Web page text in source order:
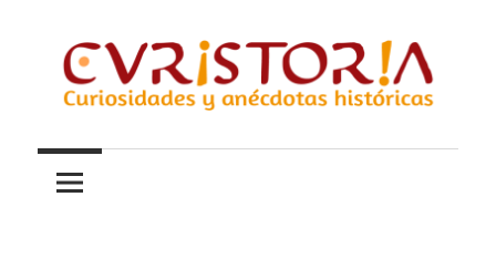
contenido
Curistoria
y
anécdotas